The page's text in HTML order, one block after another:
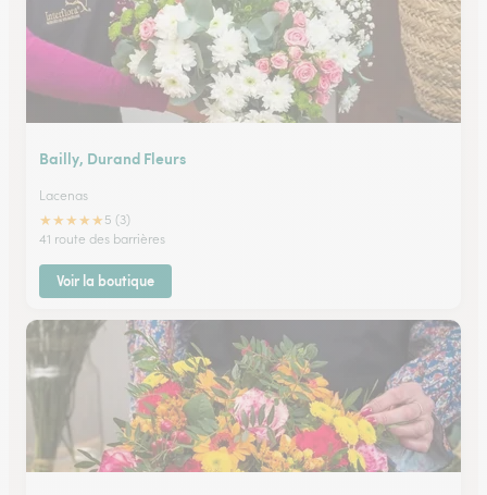
Bailly, Durand Fleurs
Lacenas
★★★★★ 5 (3)
41 route des barrières
Voir la boutique